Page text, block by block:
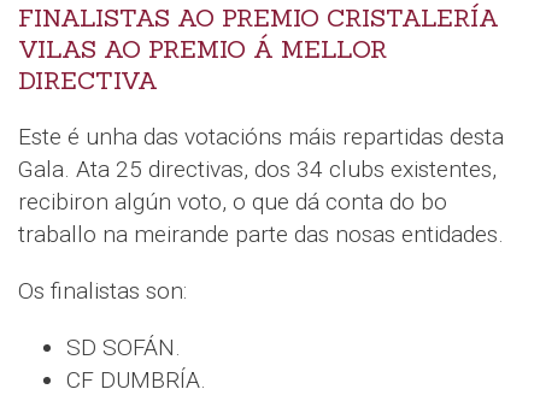
FINALISTAS AO PREMIO CRISTALERÍA
VILAS AO PREMIO Á MELLOR
DIRECTIVA
Este é unha das votacións máis repartidas desta
Gala. Ata 25 directivas, dos 34 clubs existentes,
recibiron algún voto, o que dá conta do bo
traballo na meirande parte das nosas entidades.
Os finalistas son:
SD SOFÁN.
CF DUMBRÍA.